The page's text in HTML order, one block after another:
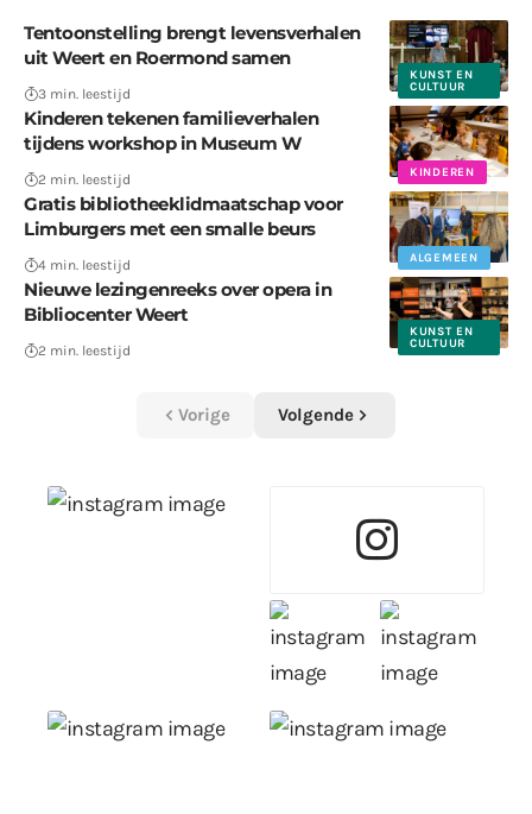
KUNST EN
CULTUUR
Tentoonstelling brengt levensverhalen
uit Weert en Roermond samen
3 min. leestijd
KINDEREN
Kinderen tekenen familieverhalen
tijdens workshop in Museum W
2 min. leestijd
ALGEMEEN
Gratis bibliotheeklidmaatschap voor
Limburgers met een smalle beurs
4 min. leestijd
KUNST EN
CULTUUR
Nieuwe lezingenreeks over opera in
Bibliocenter Weert
2 min. leestijd
Vorige Volgende